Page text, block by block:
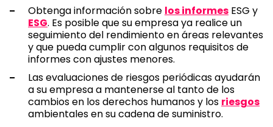
Obtenga información sobre los informes ESG y
ESG. Es posible que su empresa ya realice un
seguimiento del rendimiento en áreas relevantes
y que pueda cumplir con algunos requisitos de
informes con ajustes menores.
Las evaluaciones de riesgos periódicas ayudarán
a su empresa a mantenerse al tanto de los
cambios en los derechos humanos y los riesgos
ambientales en su cadena de suministro.